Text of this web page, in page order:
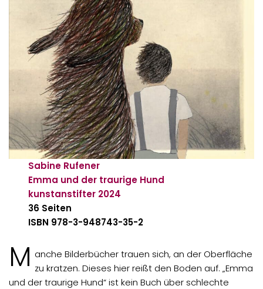
Sabine Rufener
Emma und der traurige Hund
kunstanstifter 2024
36 Seiten
ISBN 978-3-948743-35-2
M anche Bilderbücher trauen sich, an der Oberfläche
zu kratzen. Dieses hier reißt den Boden auf. „Emma
und der traurige Hund“ ist kein Buch über schlechte